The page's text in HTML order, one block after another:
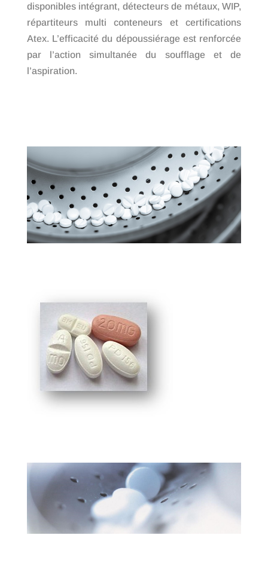
disponibles intégrant, détecteurs de métaux, WIP,
répartiteurs multi conteneurs et certifications
Atex. L’efficacité du dépoussiérage est renforcée
par l’action simultanée du soufflage et de
l’aspiration.